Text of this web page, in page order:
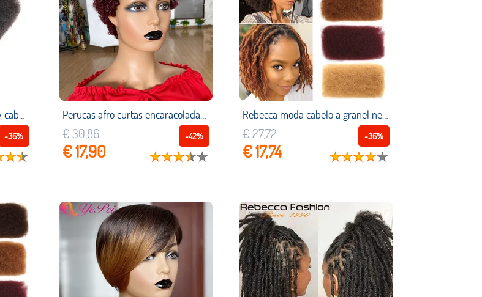
Rebecca moda mongol remy cabelo afro kinky em massa cabelo humano para trança 1 pacote 50 g/pc cor natural tranças cabelo sem trama
-36%
Perucas afro curtas encaracoladas com cabelo humano, peruca afro curta de corte pendular para mulheres negras
-42%
€ 30,86
€ 17,90
Rebecca moda cabelo a granel nenhum acessório peruano afro kinky encaracolado onda de cabelo humano a granel para 1pc trança cor natural trança cabelo
-36%
€ 27,72
€ 17,74